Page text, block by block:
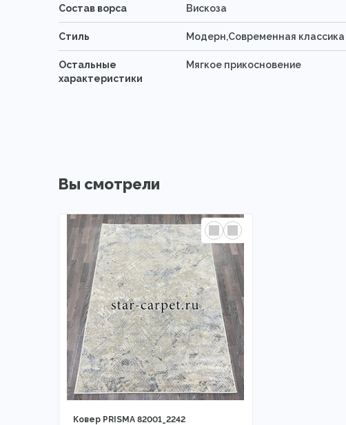
Состав ворса Вискоза
Стиль Модерн,Современная классика
Остальные
характеристики
Мягкое прикосновение
Вы смотрели
Ковер PRISMA 82001_2242